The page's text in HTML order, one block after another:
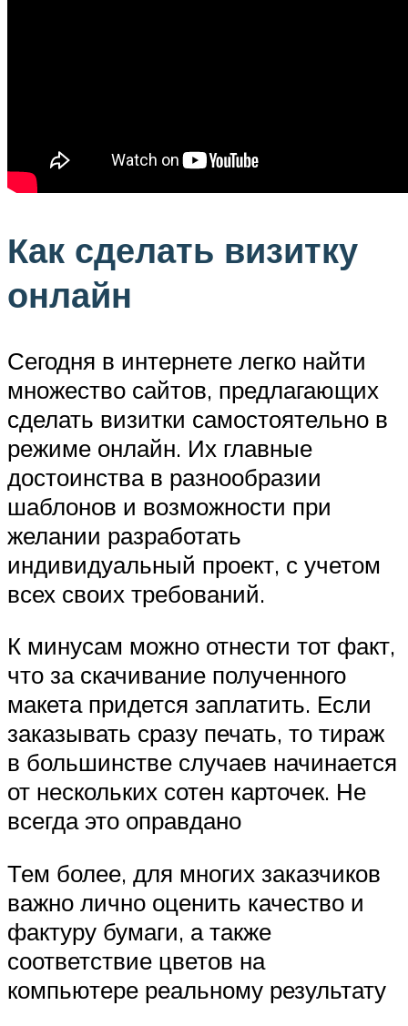
Как сделать визитку
онлайн
Сегодня в интернете легко найти
множество сайтов, предлагающих
сделать визитки самостоятельно в
режиме онлайн. Их главные
достоинства в разнообразии
шаблонов и возможности при
желании разработать
индивидуальный проект, с учетом
всех своих требований.
К минусам можно отнести тот факт,
что за скачивание полученного
макета придется заплатить. Если
заказывать сразу печать, то тираж
в большинстве случаев начинается
от нескольких сотен карточек. Не
всегда это оправдано
Тем более, для многих заказчиков
важно лично оценить качество и
фактуру бумаги, а также
соответствие цветов на
компьютере реальному результату